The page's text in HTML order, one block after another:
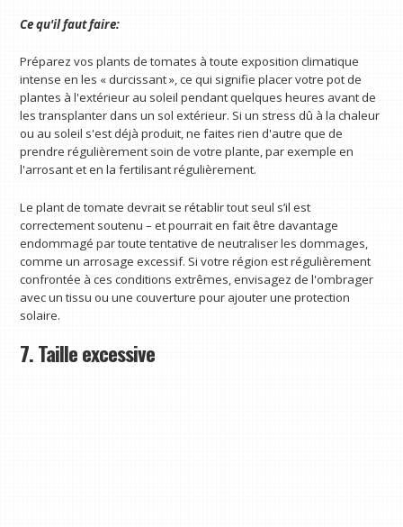
Ce qu'il faut faire:
Préparez vos plants de tomates à toute exposition climatique
intense en les « durcissant », ce qui signifie placer votre pot de
plantes à l'extérieur au soleil pendant quelques heures avant de
les transplanter dans un sol extérieur. Si un stress dû à la chaleur
ou au soleil s'est déjà produit, ne faites rien d'autre que de
prendre régulièrement soin de votre plante, par exemple en
l'arrosant et en la fertilisant régulièrement.
Le plant de tomate devrait se rétablir tout seul s’il est
correctement soutenu – et pourrait en fait être davantage
endommagé par toute tentative de neutraliser les dommages,
comme un arrosage excessif. Si votre région est régulièrement
confrontée à ces conditions extrêmes, envisagez de l'ombrager
avec un tissu ou une couverture pour ajouter une protection
solaire.
7. Taille excessive